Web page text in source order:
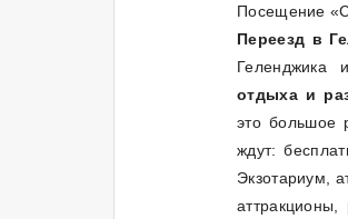
Посещение
Переезд в
Геленджика
отдыха и
это большое
ждут:
Экзотариум,